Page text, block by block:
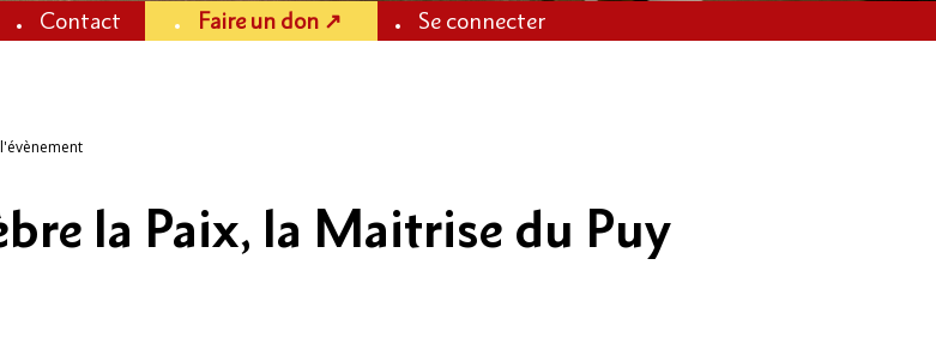
Contact Faire un don ↗ Se connecter
la Paix, la Maitrise du Puy